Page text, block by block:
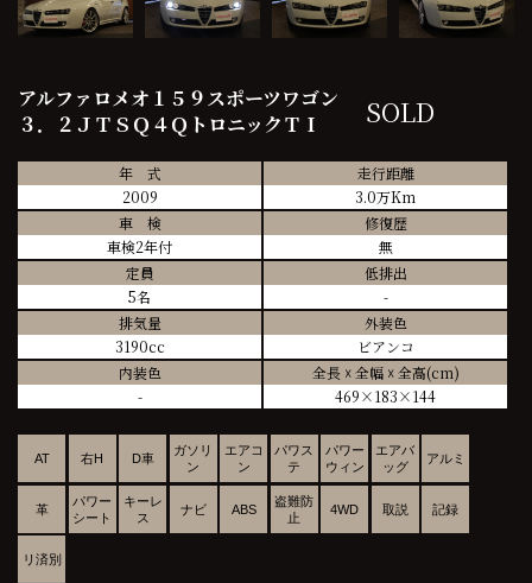
アルファロメオ１５９スポーツワゴン
３．２ＪＴＳＱ４ＱトロニックＴＩ
SOLD
年 式
2009
走行距離
3.0万Km
車 検
車検2年付
修復歴
無
定員
5名
低排出
-
排気量
3190cc
外装色
ビアンコ
内装色
-
全長 ☓ 全幅 ☓ 全高(cm)
469×183×144
AT 右H D車
ガソリ
ン
エアコ
ン
パワス
テ
パワー
ウィン
エアバ
ッグ
アルミ
革
パワー
シート
キーレ
ス
ナビ ABS
盗難防
止
4WD 取説 記録
リ済別